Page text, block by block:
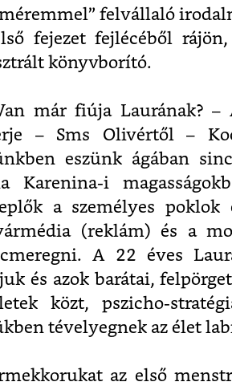
felvállaló
fejezet fejlécéből
könyvborító.
már fiúja Laurának? –
– Sms Olivértől –
eszünk ágában
Karenina-i
a személyes
(reklám) és a
A 22 éves
és azok barátai,
közt, pszicho-
tévelyegnek az élet
az első